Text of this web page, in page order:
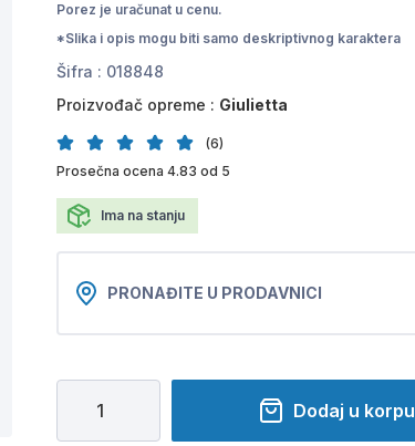
Porez je uračunat u cenu.
*Slika i opis mogu biti samo deskriptivnog karaktera
Šifra : 018848
Proizvođač opreme : Giulietta
(6)
Prosečna ocena 4.83 od 5
Ima na stanju
PRONAĐITE U PRODAVNICI
Dodaj u korpu